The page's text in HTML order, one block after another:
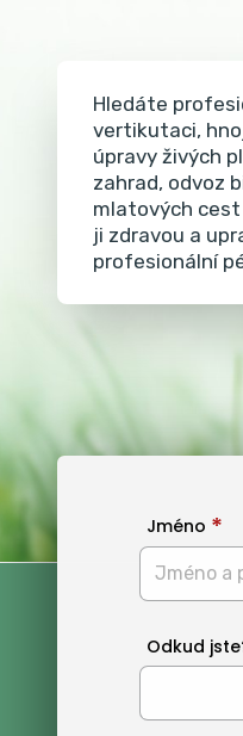
Hledáte
vertikutaci,
úpravy živých
zahrad, odvoz
mlatových cest
ji zdravou a
profesionální
Jméno
Odkud